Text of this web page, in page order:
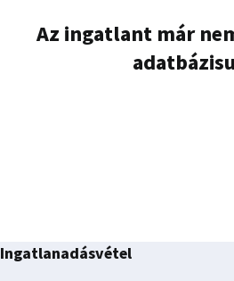
Az ingatlant már
Ingatlanadásvétel